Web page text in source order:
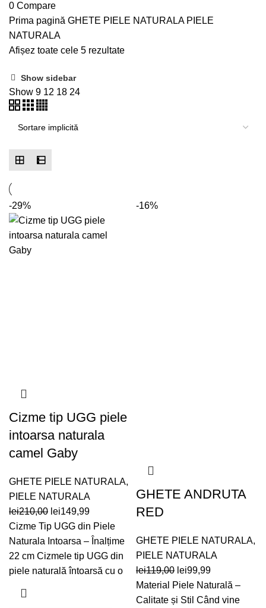
0 Compare
Prima pagină GHETE PIELE NATURALA PIELE
NATURALA
Afișez toate cele 5 rezultate
Show sidebar
Show 9 12 18 24
-29%
Cizme tip UGG piele
intoarsa naturala
camel Gaby
GHETE PIELE NATURALA,
PIELE NATURALA
lei210,00 Prețul
inițial
a
fost:
lei210,00.
lei149,99Prețul
curent
este:
lei149,99.
Cizme Tip UGG din Piele
Naturala Intoarsa – Înalțime
22 cm Cizmele tip UGG din
piele naturală întoarsă cu o
-16%
GHETE ANDRUTA
RED
GHETE PIELE NATURALA,
PIELE NATURALA
lei119,00 Prețul
inițial
a
lei99,99Prețul
curent
este:
Material Piele Naturală –
Calitate și Stil Când vine